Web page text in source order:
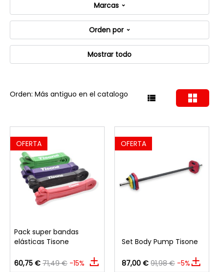
Marcas
Orden por
Mostrar todo
Orden: Más antiguo en el catalogo
OFERTA
Pack super bandas
elásticas Tisone
60,75 € 71,49 € -15%
OFERTA
Set Body Pump Tisone
87,00 € 91,98 € -5%